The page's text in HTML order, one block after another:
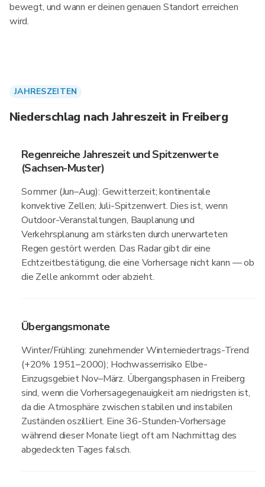
bewegt, und wann er deinen genauen Standort erreichen
wird.
JAHRESZEITEN
Niederschlag nach Jahreszeit in Freiberg
Regenreiche Jahreszeit und Spitzenwerte
(Sachsen-Muster)
Sommer (Jun–Aug): Gewitterzeit; kontinentale
konvektive Zellen; Juli-Spitzenwert. Dies ist, wenn
Outdoor-Veranstaltungen, Bauplanung und
Verkehrsplanung am stärksten durch unerwarteten
Regen gestört werden. Das Radar gibt dir eine
Echtzeitbestätigung, die eine Vorhersage nicht kann — ob
die Zelle ankommt oder abzieht.
Übergangsmonate
Winter/Frühling: zunehmender Winterniedertrags-Trend
(+20% 1951–2000); Hochwasserrisiko Elbe-
Einzugsgebiet Nov–März. Übergangsphasen in Freiberg
sind, wenn die Vorhersagegenauigkeit am niedrigsten ist,
da die Atmosphäre zwischen stabilen und instabilen
Zuständen oszilliert. Eine 36-Stunden-Vorhersage
während dieser Monate liegt oft am Nachmittag des
abgedeckten Tages falsch.